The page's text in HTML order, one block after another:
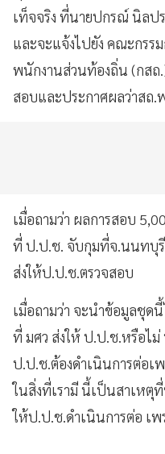
เท็จจริง ที่นายปกรณ์ นิลป
และจะแจ้งไปยัง คณะกรร
พนักงานส่วนท้องถิ่น (กสถ
สอบและประกาศผลว่าสถ.
เมื่อถามว่า ผลการสอบ
ที่ ป.ป.ช. จับกุมที่จ.นนทบุรี
ส่งให้ป.ป.ช.ตรวจสอบ
เมื่อถามว่า จะนำข้อมูลชุ
ที่ มศว ส่งให้ ป.ป.ช.หรือไม่
ป.ป.ช.ต้องดำเนินการต่อเ
ในสิ่งที่เรามี นี้เป็นสาเหตุ
ให้ป.ป.ช.ดำเนินการต่อ เ